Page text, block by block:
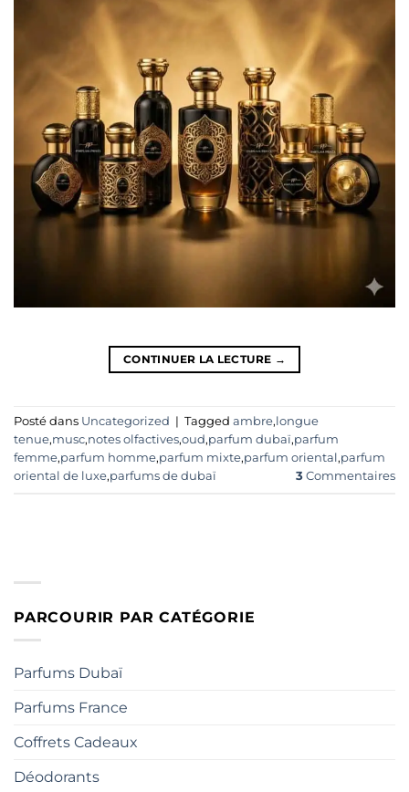
CONTINUER LA LECTURE →
Posté dans Uncategorized | Tagged ambre,longue
tenue,musc,notes olfactives,oud,parfum dubaï,parfum
femme,parfum homme,parfum mixte,parfum oriental,parfum
oriental de luxe,parfums de dubaï 3 Commentaires
PARCOURIR PAR CATÉGORIE
Parfums Dubaï
Parfums France
Coffrets Cadeaux
Déodorants